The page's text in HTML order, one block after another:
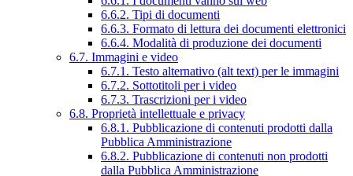
6.6.2. Tipi di documenti
6.6.3. Formato di lettura dei documenti elettronici
6.6.4. Modalità di produzione dei documenti
6.7. Immagini e video
6.7.1. Testo alternativo (alt text) per le immagini
6.7.2. Sottotitoli per i video
6.7.3. Trascrizioni per i video
6.8. Proprietà intellettuale e privacy
6.8.1. Pubblicazione di contenuti prodotti dalla
Pubblica Amministrazione
6.8.2. Pubblicazione di contenuti non prodotti
dalla Pubblica Amministrazione